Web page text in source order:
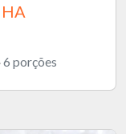
6 porções